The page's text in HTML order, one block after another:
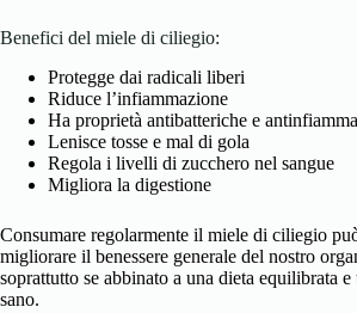
Benefici del miele di ciliegio:
Protegge dai radicali liberi
Riduce l’infiammazione
Ha proprietà antibatteriche e
Lenisce tosse e mal di gola
Regola i livelli di zucchero nel sangue
Migliora la digestione
Consumare regolarmente il miele di ciliegio
migliorare il benessere generale del nostro
soprattutto se abbinato a una dieta equilibrata
sano.